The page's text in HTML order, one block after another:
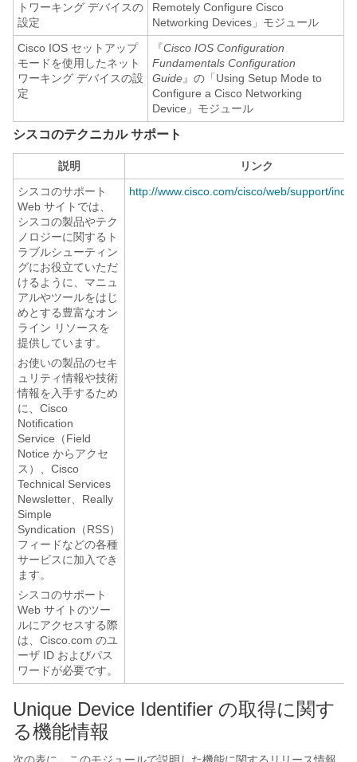
トワーキング デバイスの
設定
Remotely Configure Cisco
Networking Devices」モジュール
Cisco IOS セットアップ
モードを使用したネット
ワーキング デバイスの設
定
『Cisco IOS Configuration
Fundamentals Configuration
Guide』の「Using Setup Mode to
Configure a Cisco Networking
Device」モジュール
シスコのテクニカル サポート
説明
リンク
シスコのサポート
Web サイトでは、
シスコの製品やテク
ノロジーに関するト
ラブルシューティン
グにお役立ていただ
けるように、マニュ
アルやツールをはじ
めとする豊富なオン
ライン リソースを
提供しています。
お使いの製品のセキ
ュリティ情報や技術
情報を入手するため
に、Cisco
Notification
Service（Field
Notice からアクセ
ス）、Cisco
Technical Services
Newsletter、Really
Simple
Syndication（RSS）
フィードなどの各種
サービスに加入でき
ます。
シスコのサポート
Web サイトのツー
ルにアクセスする際
は、Cisco.com のユ
ーザ ID およびパス
ワードが必要です。
http://www.cisco.com/cisco/web/support/
Unique Device Identifier の取得に関す
る機能情報